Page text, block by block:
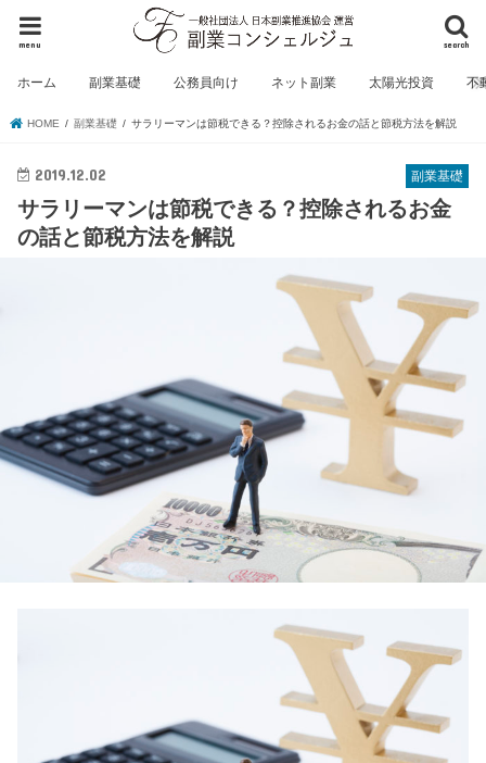
search
menu
ホーム 副業基礎 公務員向け ネット副業 太陽光投資 不
HOME 副業基礎 サラリーマンは節税できる？控除されるお金の話と節税方法を解説
副業基礎
2019.12.02
サラリーマンは節税できる？控除されるお金
の話と節税方法を解説